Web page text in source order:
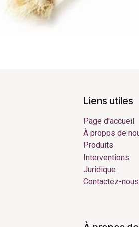
Liens utiles
Page d'accueil
À propos de
Produits
Interventions
Juridique
Contactez-nous